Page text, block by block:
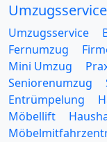
Umzugsservice
Umzugsservice
Fernumzug
Mini Umzug
Seniorenumzug
Entrümpelung
Möbellift